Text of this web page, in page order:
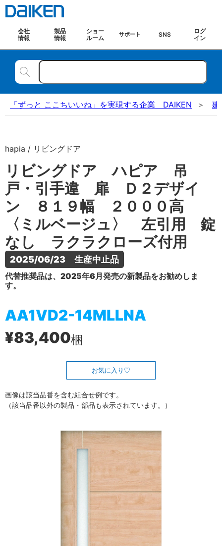
会社
情報
製品
情報
ショー
ルーム
サポート SNS
ログ
イン
「ずっと ここちいいね」を実現する企業 DAIKEN 建
hapia / リビングドア
リビングドア ハピア 吊
戸・引手違 扉 Ｄ２デザイ
ン ８１９幅 ２０００高
〈ミルベージュ〉 左引用 錠
なし ラクラクローズ付用
2025/06/23　生産中止品
代替推奨品は、2025年6月発売の新製品をお勧めしま
す。
AA1VD2-14MLLNA
¥83,400梱
お気に入り
画像は該当品番を含む組合せ例です。
（該当品番以外の製品・部品も表示されています。）